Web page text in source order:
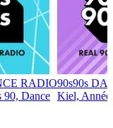
RADIO
90, Dance
90s90s
Kiel,